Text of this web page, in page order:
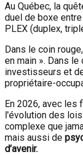
Au Québec, la
duel de boxe
PLEX (duplex,
Dans le coin
en main ». Dans
investisseurs et
propriétaire-
En 2026, avec les
l'évolution des
complexe que
mais aussi de
d’avenir.